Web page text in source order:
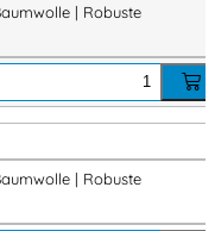
| Robuste
| Robuste